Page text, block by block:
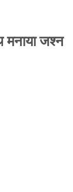
मनाया जश्न
मिली
खुलासा